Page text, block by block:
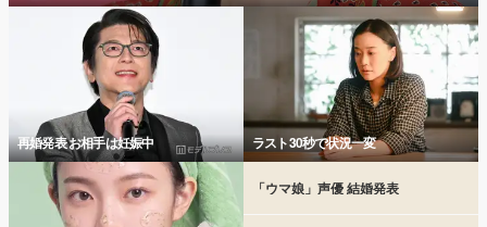
再婚発表 お相手は妊娠中 ラスト30秒で状況一変
「ウマ娘」声優 結婚発表